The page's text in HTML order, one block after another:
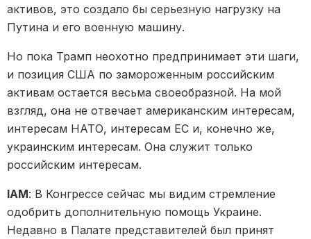
активов, это создало бы серьезную нагрузку на
Путина и его военную машину.
Но пока Трамп неохотно предпринимает эти шаги,
и позиция США по замороженным российским
активам остается весьма своеобразной. На мой
взгляд, она не отвечает американским интересам,
интересам НАТО, интересам ЕС и, конечно же,
украинским интересам. Она служит только
российским интересам.
IAM: В Конгрессе сейчас мы видим стремление
одобрить дополнительную помощь Украине.
Недавно в Палате представителей был принят